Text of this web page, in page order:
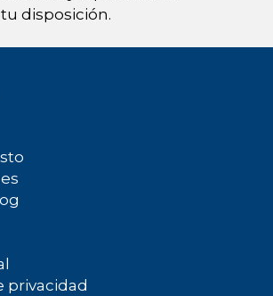
disposición.
privacidad